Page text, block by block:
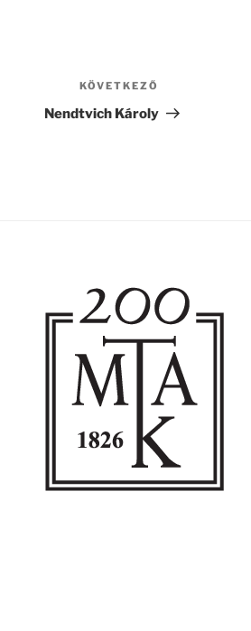
bejegyzés
KÖVETKEZŐ
Nendtvich Károly